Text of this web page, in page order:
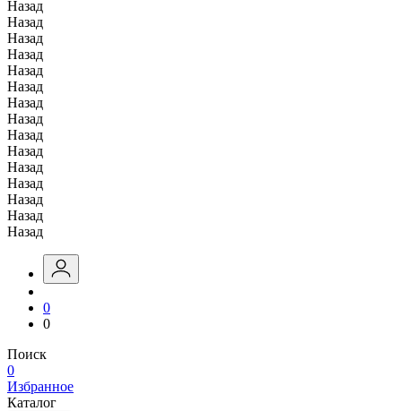
Назад
Назад
Назад
Назад
Назад
Назад
Назад
Назад
Назад
Назад
Назад
Назад
Назад
Назад
Назад
0
0
Поиск
0
Избранное
Каталог